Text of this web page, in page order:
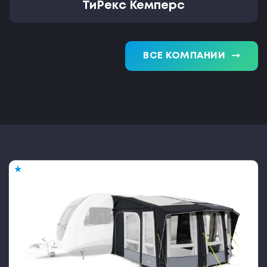
ТиРекс Кемперс
ВСЕ КОМПАНИИ trending_flat
★